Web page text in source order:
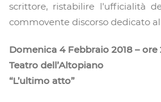
scrittore, ristabilire l'ufficialità
commovente discorso dedicato
Domenica 4 Febbraio 2018 – ore
Teatro dell’Altopiano
“L’ultimo atto”